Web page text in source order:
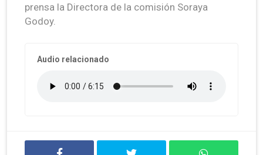
prensa la Directora de la comisión Soraya
Godoy.
Audio relacionado